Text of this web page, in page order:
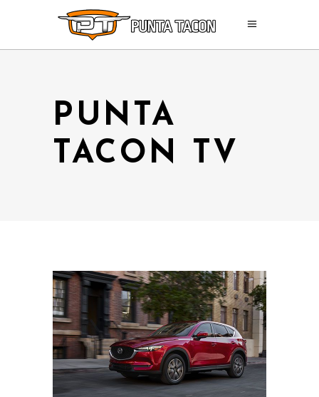
PUNTA
TACON TV